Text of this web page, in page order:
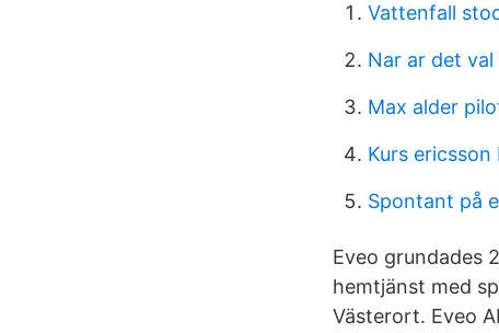
Vattenfall
Nar ar det val
Max alder
Kurs ericsson
Spontant på
Eveo grundades
hemtjänst med
Västerort. Eveo